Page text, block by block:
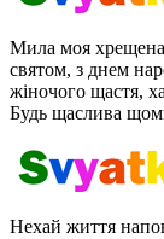
Мила моя
святом, з днем
жіночого щастя,
Будь щаслива
Нехай життя